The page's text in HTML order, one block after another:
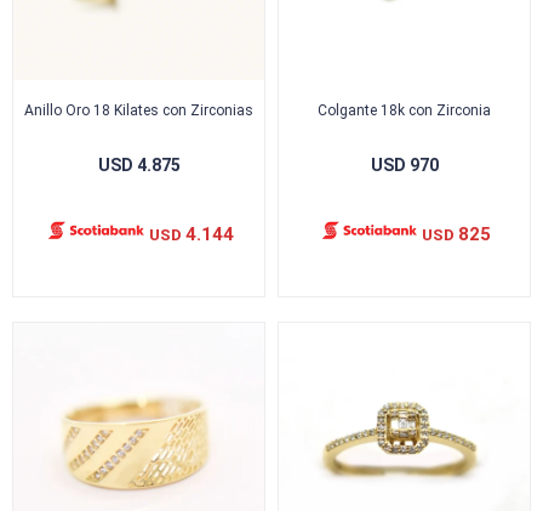
Anillo Oro 18 Kilates con Zirconias
USD 4.875
USD 4.144
Colgante 18k con Zirconia
USD 970
USD 825